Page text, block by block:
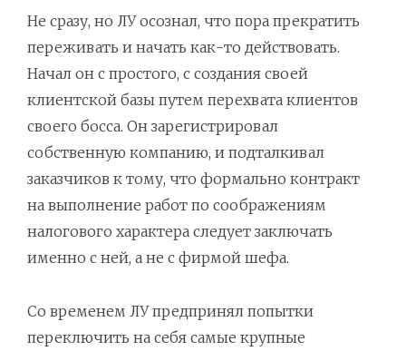
Не сразу, но ЛУ осознал, что пора прекратить
переживать и начать как-то действовать.
Начал он с простого, с создания своей
клиентской базы путем перехвата клиентов
своего босса. Он зарегистрировал
собственную компанию, и подталкивал
заказчиков к тому, что формально контракт
на выполнение работ по соображениям
налогового характера следует заключать
именно с ней, а не с фирмой шефа.
Со временем ЛУ предпринял попытки
переключить на себя самые крупные